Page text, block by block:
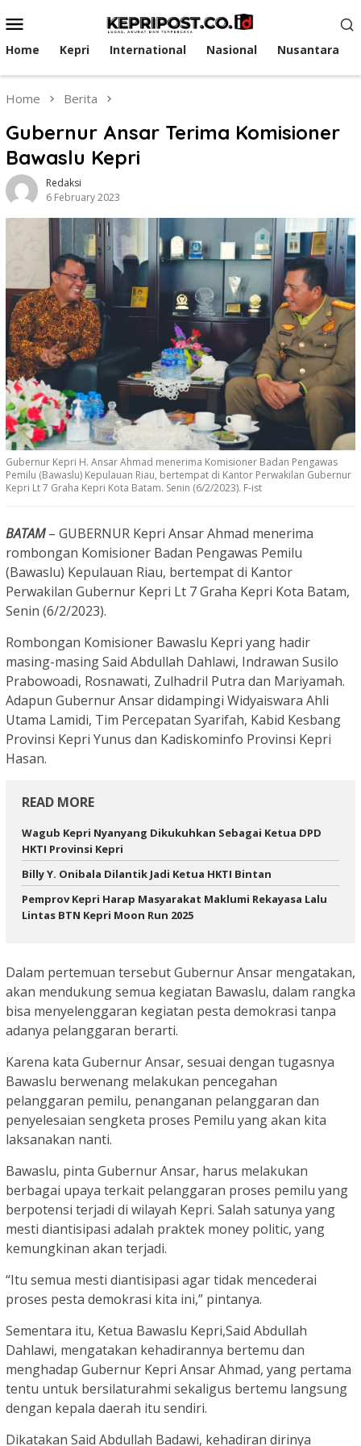
to
contentMenu
Home Kepri International Nasional Nusantara
Home Berita
Gubernur Ansar Terima Komisioner
Bawaslu Kepri
Redaksi
6 February 2023
Gubernur Kepri H. Ansar Ahmad menerima Komisioner Badan Pengawas
Pemilu (Bawaslu) Kepulauan Riau, bertempat di Kantor Perwakilan Gubernur
Kepri Lt 7 Graha Kepri Kota Batam. Senin (6/2/2023). F-ist
BATAM– GUBERNUR Kepri Ansar Ahmad menerima
rombongan Komisioner Badan Pengawas Pemilu
(Bawaslu) Kepulauan Riau, bertempat di Kantor
Perwakilan Gubernur Kepri Lt 7 Graha Kepri Kota Batam,
Senin (6/2/2023).
Rombongan Komisioner Bawaslu Kepri yang hadir
masing-masing Said Abdullah Dahlawi, Indrawan Susilo
Prabowoadi, Rosnawati, Zulhadril Putra dan Mariyamah.
Adapun Gubernur Ansar didampingi Widyaiswara Ahli
Utama Lamidi, Tim Percepatan Syarifah, Kabid Kesbang
Provinsi Kepri Yunus dan Kadiskominfo Provinsi Kepri
Hasan.
READ MORE
Wagub Kepri Nyanyang Dikukuhkan Sebagai Ketua DPD
HKTI Provinsi Kepri
Billy Y. Onibala Dilantik Jadi Ketua HKTI Bintan
Pemprov Kepri Harap Masyarakat Maklumi Rekayasa Lalu
Lintas BTN Kepri Moon Run 2025
Dalam pertemuan tersebut Gubernur Ansar mengatakan,
akan mendukung semua kegiatan Bawaslu, dalam rangka
bisa menyelenggaran kegiatan pesta demokrasi tanpa
adanya pelanggaran berarti.
Karena kata Gubernur Ansar, sesuai dengan tugasnya
Bawaslu berwenang melakukan pencegahan
pelanggaran pemilu, penanganan pelanggaran dan
penyelesaian sengketa proses Pemilu yang akan kita
laksanakan nanti.
Bawaslu, pinta Gubernur Ansar, harus melakukan
berbagai upaya terkait pelanggaran proses pemilu yang
berpotensi terjadi di wilayah Kepri. Salah satunya yang
mesti diantisipasi adalah praktek money politic, yang
kemungkinan akan terjadi.
“Itu semua mesti diantisipasi agar tidak mencederai
proses pesta demokrasi kita ini,” pintanya.
Sementara itu, Ketua Bawaslu Kepri,Said Abdullah
Dahlawi, mengatakan kehadirannya bertemu dan
menghadap Gubernur Kepri Ansar Ahmad, yang pertama
tentu untuk bersilaturahmi sekaligus bertemu langsung
dengan kepala daerah itu sendiri.
Dikatakan Said Abdullah Badawi, kehadiran dirinya